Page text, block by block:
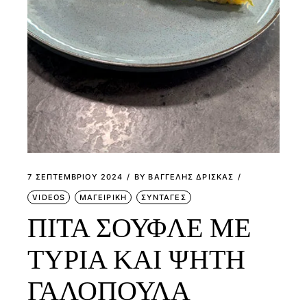
7 ΣΕΠΤΕΜΒΡΊΟΥ 2024 BY ΒΑΓΓΕΛΗΣ ΔΡΙΣΚΑΣ
VIDEOS ΜΑΓΕΙΡΙΚΗ ΣΥΝΤΑΓΕΣ
ΠΙΤΑ ΣΟΥΦΛΕ ΜΕ
ΤΥΡΙΑ ΚΑΙ ΨΗΤΗ
ΓΑΛΟΠΟΥΛΑ